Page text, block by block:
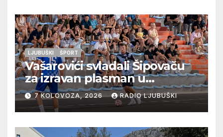
LJUBUŠKI ŠPORT
Vašarovići svladali Šipovaču
za izravan plasman u
četvrtfinale, Grab izborio
prolazak dalje, Klobuk ispao,
večeras počinje četvrtfinale
juniora
7 KOLOVOZA, 2026 RADIO LJUBUŠKI